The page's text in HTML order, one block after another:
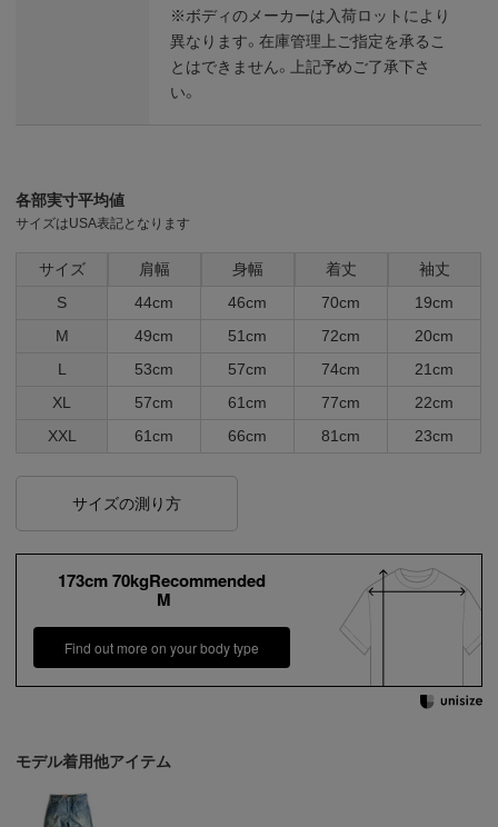
※ボディのメーカーは入荷ロットにより
異なります。在庫管理上ご指定を承るこ
とはできません。上記予めご了承下さ
い。
各部実寸平均値
サイズはUSA表記となります
サイズ 肩幅 身幅 着丈
袖丈
S
44cm 46cm 70cm
19cm
M
49cm 51cm 72cm
20cm
L
53cm 57cm 74cm
21cm
XL
57cm 61cm 77cm
22cm
XXL
61cm 66cm 81cm 23cm
サイズの測り方
173cm 70kgRecommended
M
Find out more on your body type
モデル着用他アイテム